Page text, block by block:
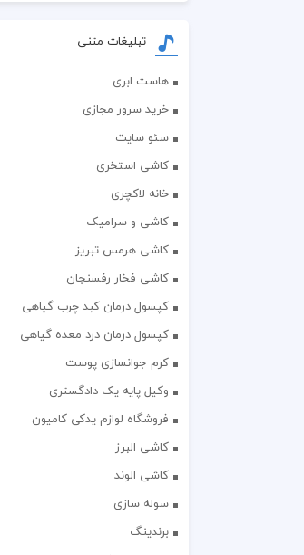
تبلیغات متنی
هاست ابری
خرید سرور مجازی
سئو سایت
کاشی استخری
خانه لاکچری
کاشی و سرامیک
کاشی هرمس تبریز
کاشی فخار رفسنجان
کپسول درمان کبد چرب گیاهی
کپسول درمان درد معده گیاهی
کرم جوانسازی پوست
وکیل پایه یک دادگستری
فروشگاه لوازم یدکی کامیون
کاشی البرز
کاشی الوند
سوله سازی
برندینگ